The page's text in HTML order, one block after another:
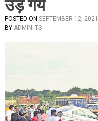
उड़ गये
POSTED ON SEPTEMBER 12, 2021
BY ADMIN_TS